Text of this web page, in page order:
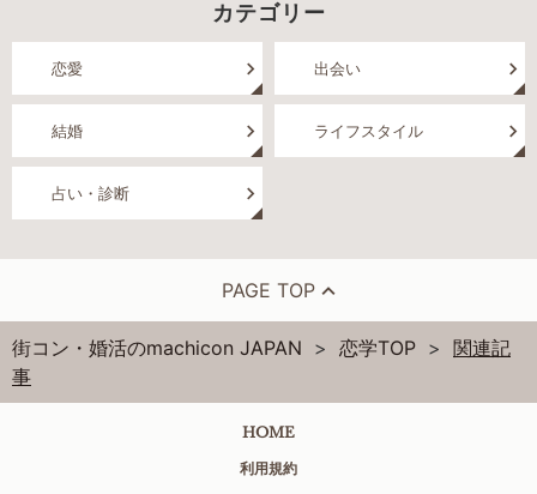
カテゴリー
恋愛 出会い
結婚 ライフスタイル
占い・診断
PAGE TOP
街コン・婚活のmachicon JAPAN 恋学TOP
関連記
事
HOME
利用規約